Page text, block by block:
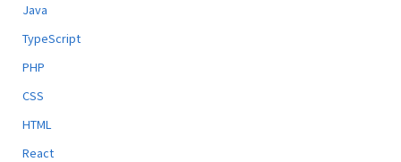
Java
TypeScript
PHP
CSS
HTML
React